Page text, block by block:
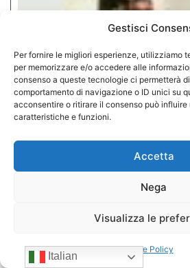
Gestisci
Per fornire le migliori esperienze, utilizziamo
per memorizzare e/o accedere alle
consenso a queste tecnologie ci permetterà
comportamento di navigazione o ID unici su
acconsentire o ritirare il consenso può
caratteristiche e funzioni.
Accetta
Nega
Visualizza le
Cookie Policy
Bergamo TV: “I
sono il
09/07/2026
Italian